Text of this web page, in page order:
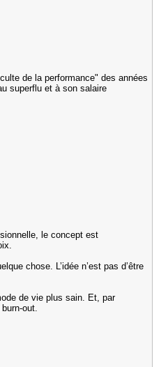
de la performance" des années
superflu et à son salaire
le concept est
chose. L’idée n’est pas d’être
de vie plus sain. Et, par
out.